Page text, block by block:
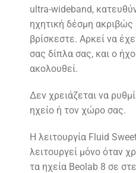
ultra-wideband,
ηχητική δέσμη ακριβώς
βρίσκεστε. Αρκεί να
σας δίπλα σας, και ο
ακολουθεί.
Δεν χρειάζεται να
ηχείο ή τον χώρο σας.
Η λειτουργία Fluid
λειτουργεί μόνο όταν
τα ηχεία Beolab 8 σε